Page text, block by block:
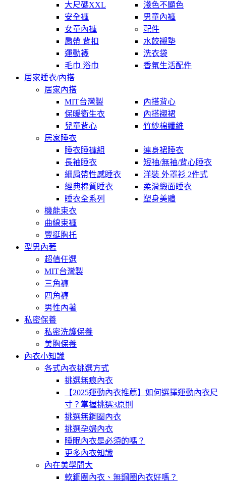
大尺碼XXL
淺色不顯色
安全褲
男童內褲
女童內褲
配件
肩帶 背扣
水餃襯墊
運動襪
洗衣袋
毛巾 浴巾
香氛生活配件
居家睡衣/內搭
居家內搭
MIT台灣製
內搭背心
保暖衛生衣
內搭襯裙
兒童背心
竹紗棉纖維
居家睡衣
睡衣睡褲組
連身裙睡衣
長袖睡衣
短袖/無袖/背心睡衣
細肩帶性感睡衣
洋裝 外罩衫 2件式
經典棉質睡衣
柔滑緞面睡衣
睡衣全系列
塑身美體
機能束衣
曲線束褲
豐挺胸托
型男內著
超值任選
MIT台灣製
三角褲
四角褲
男性內著
私密保養
私密洗護保養
美胸保養
內衣小知識
各式內衣挑選方式
挑選無痕內衣
【2025運動內衣推薦】如何選擇運動內衣尺
寸？掌握挑選3原則
挑選無鋼圈內衣
挑選孕婦內衣
睡眠內衣是必須的嗎？
更多內衣知識
內在美學問大
軟鋼圈內衣、無鋼圈內衣好嗎？